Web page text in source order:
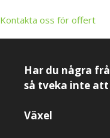
Kontakta oss för offert
Har du några
så tveka inte
Växel